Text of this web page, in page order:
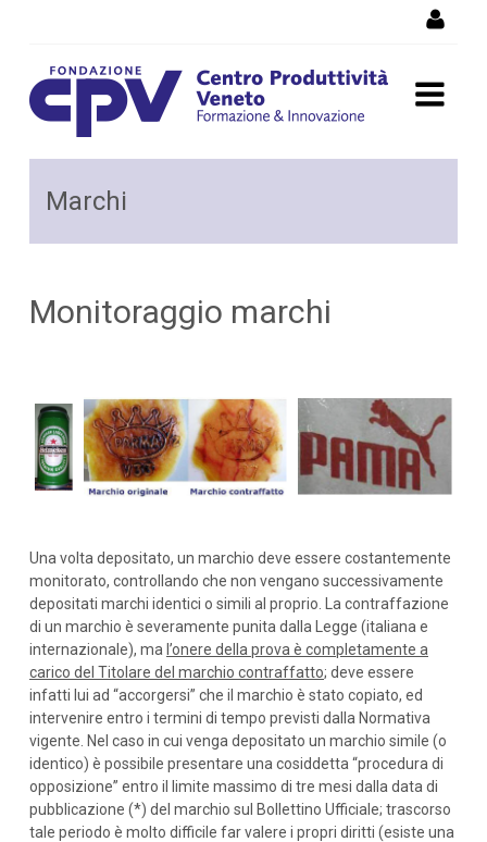
Monitoraggio marchi
Marchi
Monitoraggio marchi
Una volta depositato, un marchio deve essere costantemente
monitorato, controllando che non vengano successivamente
depositati marchi identici o simili al proprio. La contraffazione
di un marchio è severamente punita dalla Legge (italiana e
internazionale), ma l’onere della prova è completamente a
carico del Titolare del marchio contraffatto; deve essere
infatti lui ad “accorgersi” che il marchio è stato copiato, ed
intervenire entro i termini di tempo previsti dalla Normativa
vigente. Nel caso in cui venga depositato un marchio simile (o
identico) è possibile presentare una cosiddetta “procedura di
opposizione” entro il limite massimo di tre mesi dalla data di
pubblicazione (*) del marchio sul Bollettino Ufficiale; trascorso
tale periodo è molto difficile far valere i propri diritti (esiste una